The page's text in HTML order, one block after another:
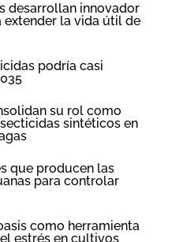
desarrollan innovador
la vida útil de
podría casi
su rol como
sintéticos en
que producen las
para controlar
como herramienta
estrés en cultivos